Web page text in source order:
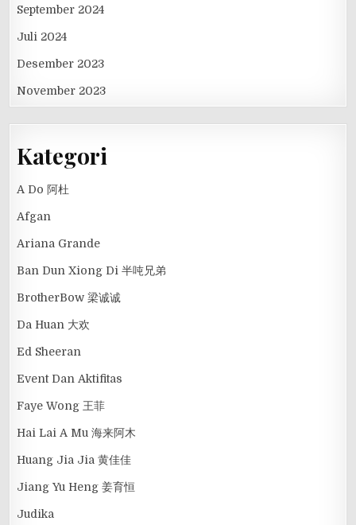
September 2024
Juli 2024
Desember 2023
November 2023
Kategori
A Do 阿杜
Afgan
Ariana Grande
Ban Dun Xiong Di 半吨兄弟
BrotherBow 梁诚诚
Da Huan 大欢
Ed Sheeran
Event Dan Aktifitas
Faye Wong 王菲
Hai Lai A Mu 海来阿木
Huang Jia Jia 黄佳佳
Jiang Yu Heng 姜育恒
Judika